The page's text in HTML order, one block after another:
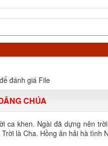
đánh giá File
CHÚA
ca khen. Ngài đã dựng nên
là Cha. Hồng ân hải hà tình